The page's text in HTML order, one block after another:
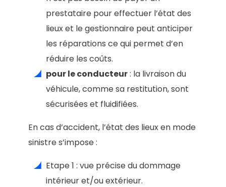
prestataire pour effectuer l’état des
lieux et le gestionnaire peut anticiper
les réparations ce qui permet d’en
réduire les coûts.
pour le conducteur: la livraison du
véhicule, comme sa restitution, sont
sécurisées et fluidifiées.
En cas d’accident, l’état des lieux en mode
sinistre s’impose :
Etape 1 : vue précise du dommage
intérieur et/ou extérieur.